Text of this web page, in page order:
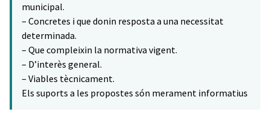
municipal.
– Concretes i que donin resposta a una necessitat
determinada.
– Que compleixin la normativa vigent.
– D’interès general.
– Viables tècnicament.
Els suports a les propostes són merament informatius